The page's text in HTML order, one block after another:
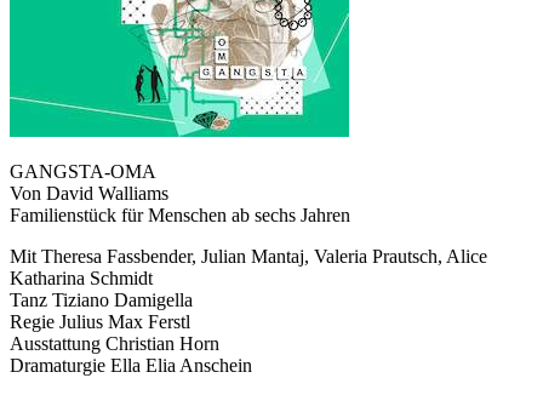
GANGSTA-OMA
Von David Walliams
Familienstück für Menschen ab sechs Jahren
Mit Theresa Fassbender, Julian Mantaj, Valeria Prautsch, Alice
Katharina Schmidt
Tanz Tiziano Damigella
Regie Julius Max Ferstl
Ausstattung Christian Horn
Dramaturgie Ella Elia Anschein